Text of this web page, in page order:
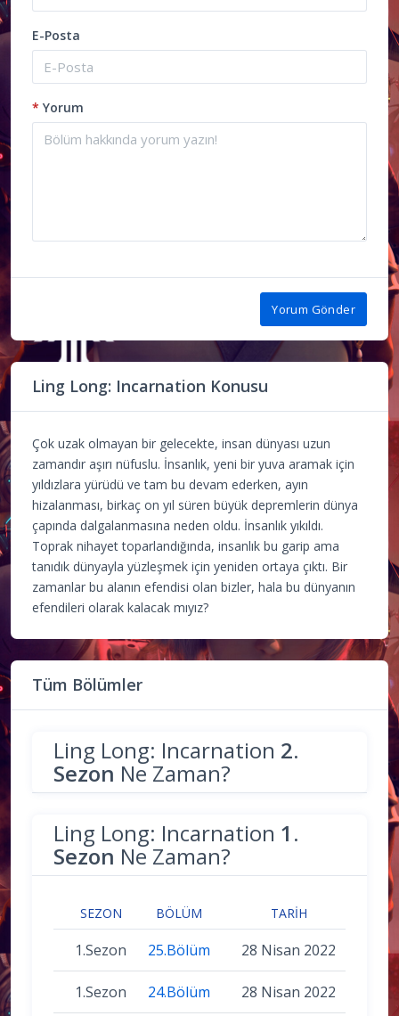
E-Posta
* Yorum
Yorum Gönder
Ling Long: Incarnation Konusu
Çok uzak olmayan bir gelecekte, insan dünyası uzun
zamandır aşırı nüfuslu. İnsanlık, yeni bir yuva aramak için
yıldızlara yürüdü ve tam bu devam ederken, ayın
hizalanması, birkaç on yıl süren büyük depremlerin dünya
çapında dalgalanmasına neden oldu. İnsanlık yıkıldı.
Toprak nihayet toparlandığında, insanlık bu garip ama
tanıdık dünyayla yüzleşmek için yeniden ortaya çıktı. Bir
zamanlar bu alanın efendisi olan bizler, hala bu dünyanın
efendileri olarak kalacak mıyız?
Tüm Bölümler
Ling Long: Incarnation 2.
Sezon Ne Zaman?
Ling Long: Incarnation 1.
Sezon Ne Zaman?
SEZON BÖLÜM TARIH
1.Sezon 25.Bölüm 28 Nisan 2022
1.Sezon 24.Bölüm 28 Nisan 2022